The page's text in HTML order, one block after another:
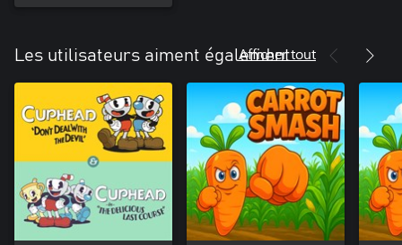
Les utilisateurs aiment également
Afficher tout